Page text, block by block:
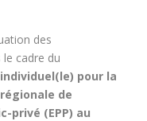
des
cadre du
pour la
de
privé (EPP) au